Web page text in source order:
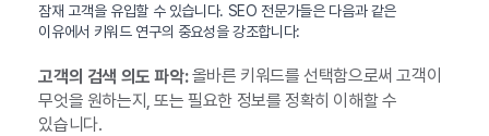
잠재 고객을 유입할 수 있습니다. SEO 전문가들은 다음과 같은
이유에서 키워드 연구의 중요성을 강조합니다:
고객의 검색 의도 파악:올바른 키워드를 선택함으로써 고객이
무엇을 원하는지, 또는 필요한 정보를 정확히 이해할 수
있습니다.